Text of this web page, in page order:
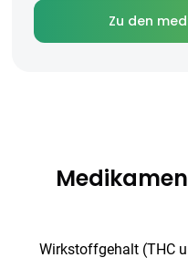
Zu den
Wirkstoffgehalt (THC